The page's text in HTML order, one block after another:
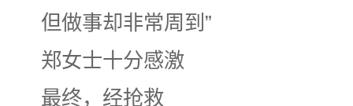
但做事却非常周到 ”
郑女士十分感激
最终，经抢救